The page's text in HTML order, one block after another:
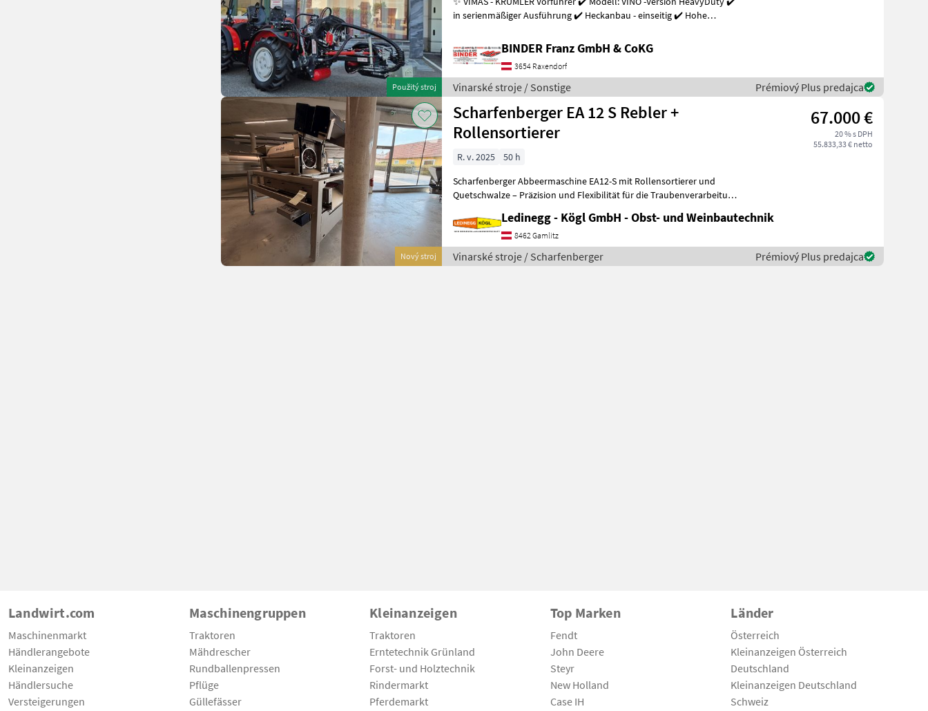
Použitý stroj
in serienmäßiger Ausführung ✔️ Heckanbau - einseitig ✔️ Hohe
BINDER Franz GmbH & CoKG
3654 Raxendorf
Vinarské stroje / Sonstige Prémiový Plus predajca
Nový stroj
Scharfenberger EA 12 S Rebler +
Rollensortierer
67.000 €
20 % s DPH
55.833,33 € netto
R. v. 2025
50 h
Scharfenberger Abbeermaschine EA12-S mit Rollensortierer und
Quetschwalze – Präzision und Flexibilität für die Traubenverarbeitung
Ledinegg - Kögl GmbH - Obst- und Weinbautechnik
8462 Gamlitz
Vinarské stroje / Scharfenberger Prémiový Plus predajca
Landwirt.com
Maschinenmarkt
Händlerangebote
Kleinanzeigen
Händlersuche
Versteigerungen
Maschinengruppen
Traktoren
Mähdrescher
Rundballenpressen
Pflüge
Güllefässer
Kleinanzeigen
Traktoren
Erntetechnik Grünland
Forst- und Holztechnik
Rindermarkt
Pferdemarkt
Top Marken
Fendt
John Deere
Steyr
New Holland
Case IH
Länder
Österreich
Kleinanzeigen Österreich
Deutschland
Kleinanzeigen Deutschland
Schweiz